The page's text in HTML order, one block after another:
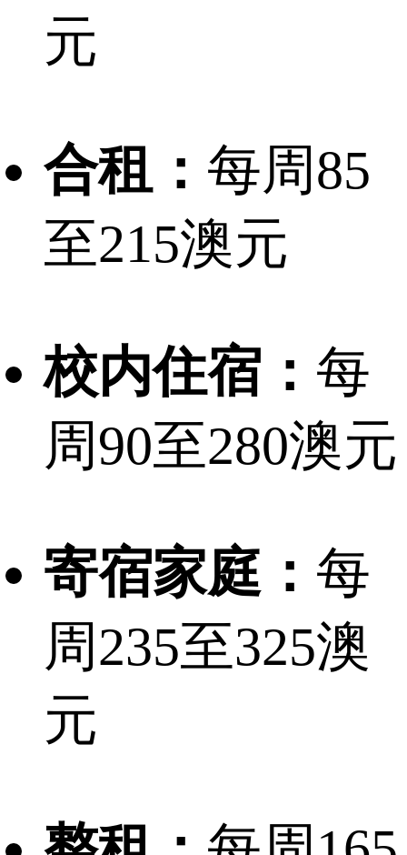
元
合租： 每周85
至215澳元
校内住宿： 每
周90至280澳元
寄宿家庭： 每
周235至325澳
元